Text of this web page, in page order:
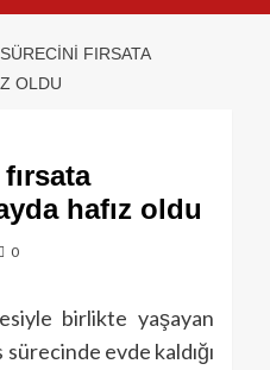
FIRSATA
OLDU
hafız oldu
0
birlikte yaşayan
evde kaldığı